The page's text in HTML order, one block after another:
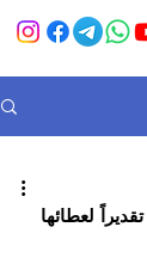
لعطائها